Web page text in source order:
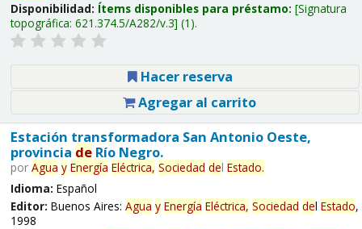
Disponibilidad: Ítems disponibles para préstamo: Signatura
topográfica: 621.374.5/A282/v.3 (1).
Hacer reserva
Agregar al carrito
Estación transformadora San Antonio Oeste,
provincia deRío Negro.
por Agua y Energía Eléctrica, Sociedad del Estado.
Idioma: Español
Editor: Buenos Aires: Agua y Energía Eléctrica, Sociedad del Estado,
1998